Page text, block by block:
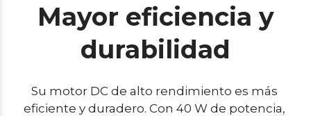
Mayor eficiencia y
durabilidad
Su motor DC de alto rendimiento es más
eficiente y duradero. Con 40 W de potencia,